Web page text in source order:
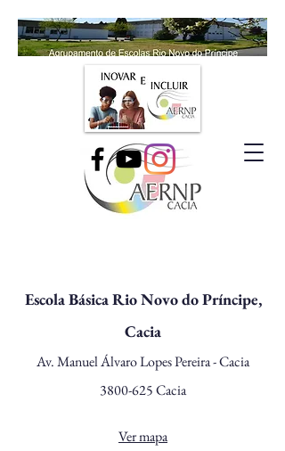
Escola Básica Rio Novo do Príncipe,
Cacia
Av. Manuel Álvaro Lopes Pereira - Cacia
3800-625Cacia
Ver mapa